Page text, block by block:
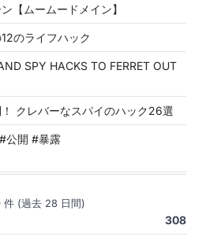
【ムームードメイン】
のライフハック
SPY HACKS TO FERRET OUT
クレバーなスパイのハック26選
公開 #暴露
件 (過去 28 日間)
308